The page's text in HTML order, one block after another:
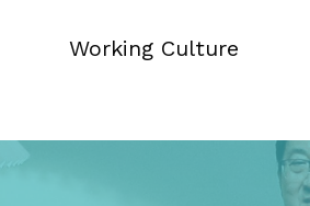
Working Culture